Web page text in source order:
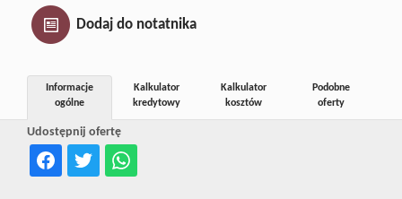
Dodaj do notatnika
Udostępnij ofertę
Informacje
ogólne
Kalkulator
kredytowy
Kalkulator
kosztów
Podobne
oferty